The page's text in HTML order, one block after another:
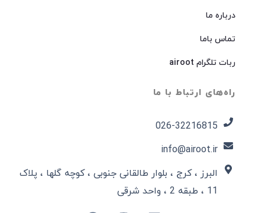
درباره ما
تماس باما
ربات تلگرام airoot
راه‌های ارتباط با ما
026-32216815​
info@airoot.ir
البرز ، کرج ، بلوار طالقانی جنوبی ، کوچه گلها ، پلاک
11 ، طبقه 2 ، واحد شرقی